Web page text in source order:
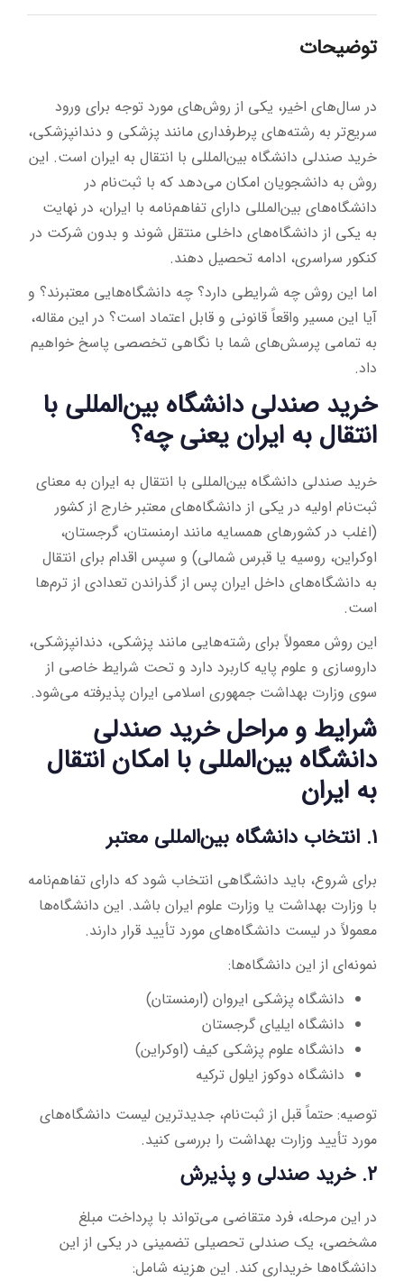
توضیحات
در سال‌های اخیر، یکی از روش‌های مورد توجه برای ورود
سریع‌تر به رشته‌های پرطرفداری مانند پزشکی و دندانپزشکی،
خرید صندلی دانشگاه بین‌المللی با انتقال به ایران است. این
روش به دانشجویان امکان می‌دهد که با ثبت‌نام در
دانشگاه‌های بین‌المللی دارای تفاهم‌نامه با ایران، در نهایت
به یکی از دانشگاه‌های داخلی منتقل شوند و بدون شرکت در
کنکور سراسری، ادامه تحصیل دهند.
اما این روش چه شرایطی دارد؟ چه دانشگاه‌هایی معتبرند؟ و
آیا این مسیر واقعاً قانونی و قابل اعتماد است؟ در این مقاله،
به تمامی پرسش‌های شما با نگاهی تخصصی پاسخ خواهیم
داد.
خرید صندلی دانشگاه بین‌المللی با
انتقال به ایران یعنی چه؟
خرید صندلی دانشگاه بین‌المللی با انتقال به ایران به معنای
ثبت‌نام اولیه در یکی از دانشگاه‌های معتبر خارج از کشور
(اغلب در کشورهای همسایه مانند ارمنستان، گرجستان،
اوکراین، روسیه یا قبرس شمالی) و سپس اقدام برای انتقال
به دانشگاه‌های داخل ایران پس از گذراندن تعدادی از ترم‌ها
است.
این روش معمولاً برای رشته‌هایی مانند پزشکی، دندانپزشکی،
داروسازی و علوم پایه کاربرد دارد و تحت شرایط خاصی از
سوی وزارت بهداشت جمهوری اسلامی ایران پذیرفته می‌شود.
شرایط و مراحل خرید صندلی
دانشگاه بین‌المللی با امکان انتقال
به ایران
۱. انتخاب دانشگاه بین‌المللی معتبر
برای شروع، باید دانشگاهی انتخاب شود که دارای تفاهم‌نامه
با وزارت بهداشت یا وزارت علوم ایران باشد. این دانشگاه‌ها
معمولاً در لیست دانشگاه‌های مورد تأیید قرار دارند.
نمونه‌ای از این دانشگاه‌ها:
دانشگاه پزشکی ایروان (ارمنستان)
دانشگاه ایلیای گرجستان
دانشگاه علوم پزشکی کیف (اوکراین)
دانشگاه دوکوز ایلول ترکیه
توصیه: حتماً قبل از ثبت‌نام، جدیدترین لیست دانشگاه‌های
مورد تأیید وزارت بهداشت را بررسی کنید.
۲. خرید صندلی و پذیرش
در این مرحله، فرد متقاضی می‌تواند با پرداخت مبلغ
مشخصی، یک صندلی تحصیلی تضمینی در یکی از این
دانشگاه‌ها خریداری کند. این هزینه شامل: